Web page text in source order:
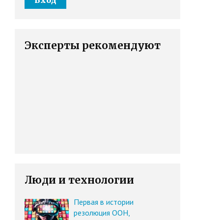
Эксперты рекомендуют
Люди и технологии
Первая в истории
резолюция ООН,